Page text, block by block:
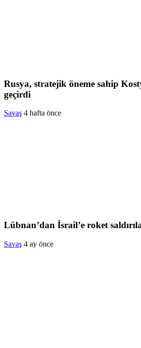
Rusya, stratejik öneme sahip
geçirdi
Savaş 4 hafta önce
Lübnan’dan İsrail’e roket
Savaş 4 ay önce